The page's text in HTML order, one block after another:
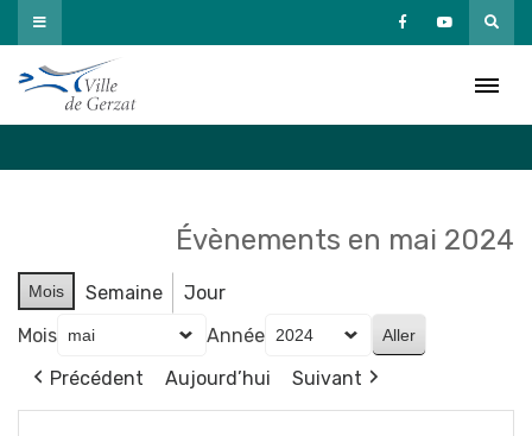
Passer
au
contenu
Évènements en mai 2024
Mois Semaine
Jour
Mois
Année
Précédent
Aujourd’hui Suivant